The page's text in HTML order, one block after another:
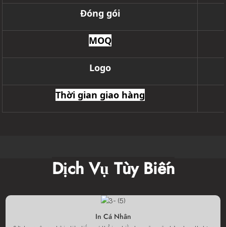
Đóng gói
MOQ
Logo
Thời gian giao hàng
Dịch Vụ Tùy Biến
In Cá Nhân